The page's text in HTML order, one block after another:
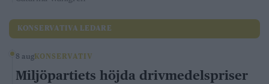
KONSERVATIVA LEDARE
8 aug KONSERVATIV
Miljöpartiets höjda drivmedelspriser